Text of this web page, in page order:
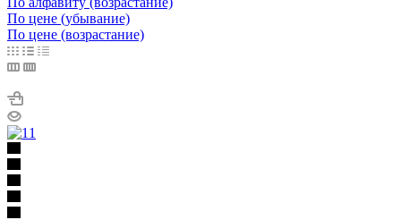
По цене (убывание)
По цене (возрастание)